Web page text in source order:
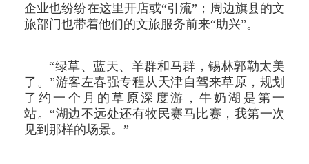
企业也纷纷在这里开店或“引流”；周边旗县的文
旅部门也带着他们的文旅服务前来“助兴”。
“绿草、蓝天、羊群和马群，锡林郭勒太美
了。”游客左春强专程从天津自驾来草原，规划
了约一个月的草原深度游，牛奶湖是第一
站。“湖边不远处还有牧民赛马比赛，我第一次
见到那样的场景。”